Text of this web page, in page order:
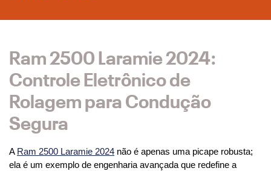
Ram 2500 Laramie 2024:
Controle Eletrônico de
Rolagem para Condução
Segura
A Ram 2500 Laramie 2024 não é apenas uma picape robusta;
ela é um exemplo de engenharia avançada que redefine a